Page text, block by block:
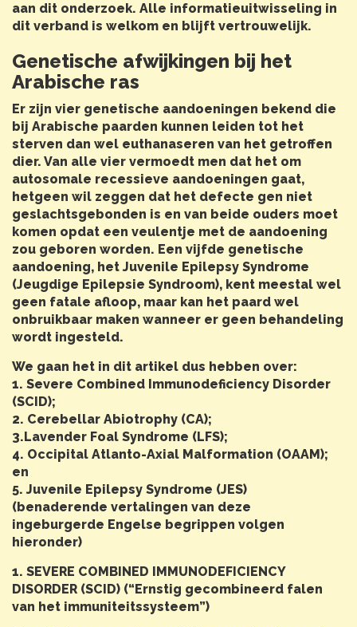
aan dit onderzoek. Alle informatieuitwisseling in
dit verband is welkom en blijft vertrouwelijk.
Genetische afwijkingen bij het
Arabische ras
Er zijn vier genetische aandoeningen bekend die
bij Arabische paarden kunnen leiden tot het
sterven dan wel euthanaseren van het getroffen
dier. Van alle vier vermoedt men dat het om
autosomale recessieve aandoeningen gaat,
hetgeen wil zeggen dat het defecte gen niet
geslachtsgebonden is en van beide ouders moet
komen opdat een veulentje met de aandoening
zou geboren worden. Een vijfde genetische
aandoening, het Juvenile Epilepsy Syndrome
(Jeugdige Epilepsie Syndroom), kent meestal wel
geen fatale afloop, maar kan het paard wel
onbruikbaar maken wanneer er geen behandeling
wordt ingesteld.
We gaan het in dit artikel dus hebben over:
1. Severe Combined Immunodeficiency Disorder
(SCID);
2. Cerebellar Abiotrophy (CA);
3.Lavender Foal Syndrome (LFS);
4. Occipital Atlanto-Axial Malformation (OAAM);
en
5. Juvenile Epilepsy Syndrome (JES)
(benaderende vertalingen van deze
ingeburgerde Engelse begrippen volgen
hieronder)
1. SEVERE COMBINED IMMUNODEFICIENCY
DISORDER (SCID) (“Ernstig gecombineerd falen
van het immuniteitssysteem”)